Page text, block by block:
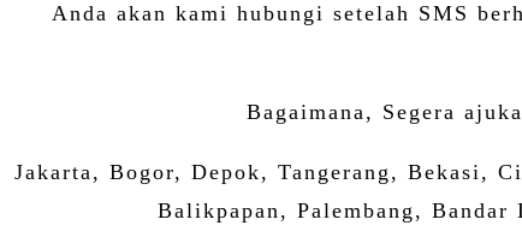
Anda akan kami hubungi setelah SMS
Bagaimana, Segera
Jakarta, Bogor, Depok, Tangerang, Bekasi,
Balikpapan, Palembang,